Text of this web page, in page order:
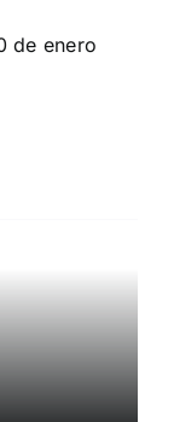
de enero